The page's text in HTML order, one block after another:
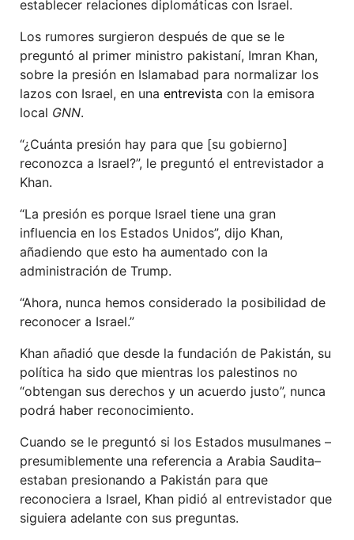
establecer relaciones diplomáticas con Israel.
Los rumores surgieron después de que se le
preguntó al primer ministro pakistaní, Imran Khan,
sobre la presión en Islamabad para normalizar los
lazos con Israel, en una entrevista con la emisora
local GNN.
“¿Cuánta presión hay para que [su gobierno]
reconozca a Israel?”, le preguntó el entrevistador a
Khan.
“La presión es porque Israel tiene una gran
influencia en los Estados Unidos”, dijo Khan,
añadiendo que esto ha aumentado con la
administración de Trump.
“Ahora, nunca hemos considerado la posibilidad de
reconocer a Israel.”
Khan añadió que desde la fundación de Pakistán, su
política ha sido que mientras los palestinos no
“obtengan sus derechos y un acuerdo justo”, nunca
podrá haber reconocimiento.
Cuando se le preguntó si los Estados musulmanes –
presumiblemente una referencia a Arabia Saudita–
estaban presionando a Pakistán para que
reconociera a Israel, Khan pidió al entrevistador que
siguiera adelante con sus preguntas.